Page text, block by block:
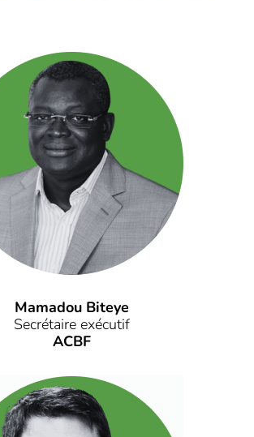
Mamadou Biteye
Secrétaire exécutif
ACBF